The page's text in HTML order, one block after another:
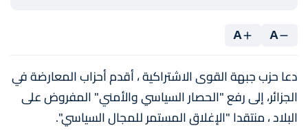
A
A
دعا حزب جبهة القوى الاشتراكية ، أقدم أحزاب المعارضة في
الجزائر، إلى رفع "الحصار السياسي والأمني" المفروض على
البلاد ، منتقدا "الإغلاق المستمر للمجال السياسي".